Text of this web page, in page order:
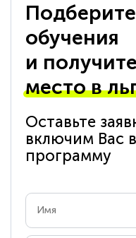
обучения
и получите
место в
Оставьте
включим Вас
программу